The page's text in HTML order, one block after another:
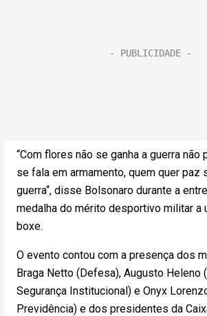
“Com flores não se ganha a guerra não
se fala em armamento, quem quer paz
guerra“, disse Bolsonaro durante a
medalha do mérito desportivo militar a
boxe.
O evento contou com a presença dos
Braga Netto (Defesa), Augusto Heleno
Segurança Institucional) e Onyx
Previdência) e dos presidentes da